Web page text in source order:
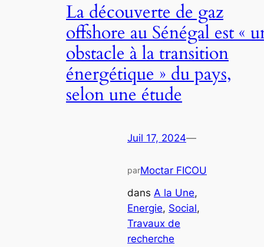
La découverte de gaz
offshore au Sénégal est «
obstacle à la transition
énergétique » du pays,
selon une étude
Juil 17, 2024—
parMoctar FICOU
dans A la Une
Energie, Social
Travaux de
recherche